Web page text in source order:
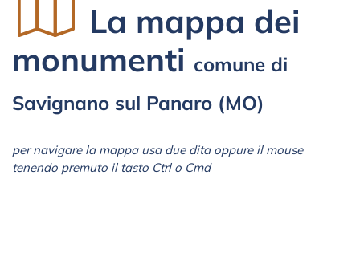
La mappa dei
monumenti comune di
Savignano sul Panaro (MO)
per navigare la mappa usa due dita oppure il mouse
tenendo premuto il tasto Ctrl o Cmd